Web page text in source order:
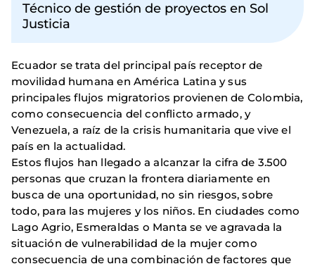
Técnico de gestión de proyectos en Sol
Justicia
Ecuador se trata del principal país receptor de
movilidad humana en América Latina y sus
principales flujos migratorios provienen de Colombia,
como consecuencia del conflicto armado, y
Venezuela, a raíz de la crisis humanitaria que vive el
país en la actualidad.
Estos flujos han llegado a alcanzar la cifra de 3.500
personas que cruzan la frontera diariamente en
busca de una oportunidad, no sin riesgos, sobre
todo, para las mujeres y los niños. En ciudades como
Lago Agrio, Esmeraldas o Manta se ve agravada la
situación de vulnerabilidad de la mujer como
consecuencia de una combinación de factores que